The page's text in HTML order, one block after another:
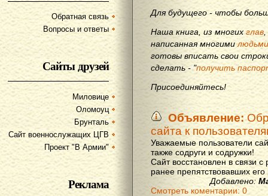
Обратная связь
Вопросы и ответы
Сайты друзей
Миловице
Оломоуц
Брунталь
Сайт военнослужащих ЦГВ
Проект "В Армии"
Реклама
Для будущего - чтобы
Наша книга, из многихглав
написанная многимилюдьми
готовы вписать свои
сделать - "получить
Присоединяйтесь!
Объявление:
сайта к
Уважаемые пользователи
также содруги и содружки!
Сайт восстановлен в связи
ранее препятствовавших
Добавлено:
Смотреть коментарии: 0